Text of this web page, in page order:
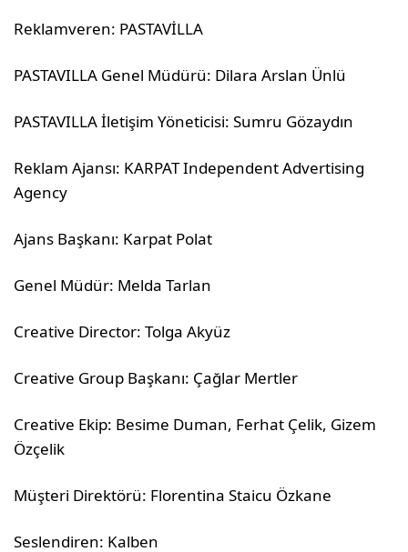
Reklamveren: PASTAVİLLA
PASTAVILLA Genel Müdürü: Dilara Arslan Ünlü
PASTAVILLA İletişim Yöneticisi: Sumru Gözaydın
Reklam Ajansı: KARPAT Independent Advertising
Agency
Ajans Başkanı: Karpat Polat
Genel Müdür: Melda Tarlan
Creative Director: Tolga Akyüz
Creative Group Başkanı: Çağlar Mertler
Creative Ekip: Besime Duman, Ferhat Çelik, Gizem
Özçelik
Müşteri Direktörü: Florentina Staicu Özkane
Seslendiren: Kalben